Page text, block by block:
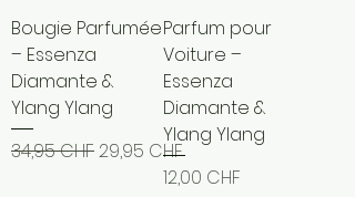
Bougie Parfumée
– Essenza
Diamante &
Ylang Ylang
Prix original
34,95 CHFPrix promotionnel
29,95 CHF
Parfum pour
Voiture –
Essenza
Diamante &
Ylang Ylang
Prix
12,00 CHF